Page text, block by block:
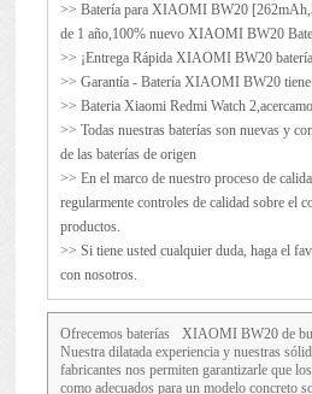
>> Batería para XIAOMI BW20
de 1 año,100% nuevo XIAOMI BW20
>> ¡Entrega Rápida XIAOMI BW20
>> Garantía - Batería XIAOMI BW20 tiene
>> Bateria Xiaomi Redmi Watch
>> Todas nuestras baterías son nuevas y
de las baterías de origen
>> En el marco de nuestro proceso de
regularmente controles de calidad sobre el
productos.
>> Si tiene usted cualquier duda, haga el
con nosotros.
Ofrecemos baterías XIAOMI BW20de
Nuestra dilatada experiencia y nuestras
fabricantes nos permiten garantizarle que
como adecuados para un modelo concreto